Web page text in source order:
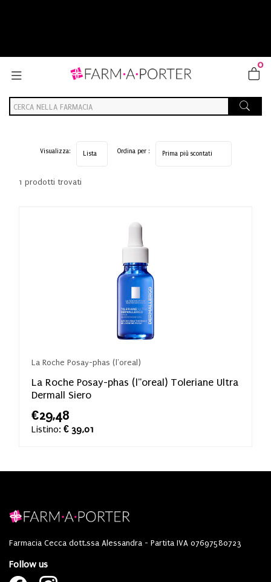
0
1 prodotti trovati
Visualizza: Ordina per :
La Roche Posay-phas (l'oreal)
La Roche Posay-phas (l''oreal) Toleriane Ultra
Dermall Siero
€29,48
Listino: € 39,01
Farmacia Cecca dott.ssa Alessandra - Partita IVA 07697580723
Follow us